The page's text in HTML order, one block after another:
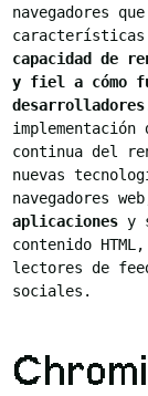
navegadores
características
capacidad de
y fiel a cómo
desarrolladores
continua del
nuevas
navegadores
aplicacionesy
contenido
lectores de
sociales.